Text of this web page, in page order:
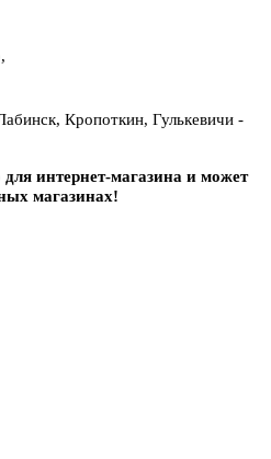
Кропоткин, Гулькевичи -
интернет-магазина и может
магазинах!